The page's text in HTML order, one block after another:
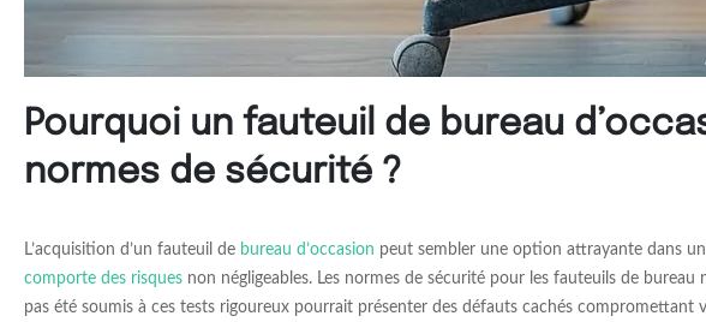
Pourquoi un fauteuil de bureau
normes de sécurité ?
L’acquisition d’un fauteuil de bureau d’occasion peut sembler une option attrayante dans
comporte des risques non négligeables. Les normes de sécurité pour les fauteuils de
pas été soumis à ces tests rigoureux pourrait présenter des défauts cachés compromettant